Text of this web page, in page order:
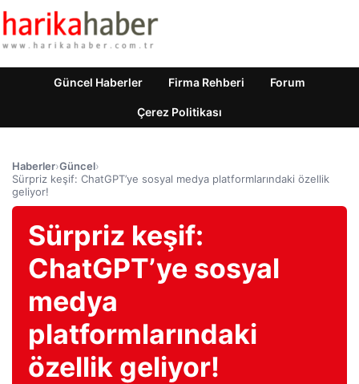
Güncel Haberler Firma Rehberi Forum
Çerez Politikası
Haberler›Güncel›
Sürpriz keşif: ChatGPT’ye sosyal medya platformlarındaki özellik
geliyor!
Sürpriz keşif:
ChatGPT’ye sosyal
medya
platformlarındaki
özellik geliyor!